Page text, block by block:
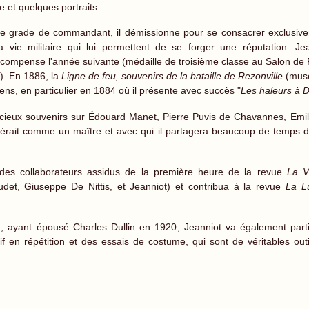
et quelques portraits.
grade de commandant, il démissionne pour se consacrer
vie militaire qui lui permettent de se forger une réputation.
l'année suivante (médaille de troisième classe au Salon
En 1886, la Ligne de feu, souvenirs de la bataille de Rezonville
en particulier en 1884 où il présente avec succès "Les haleurs à
souvenirs sur Édouard Manet, Pierre Puvis de Chavannes,
comme un maître et avec qui il partagera beaucoup de temps
collaborateurs assidus de la première heure de la revue La
Giuseppe De Nittis, et Jeanniot) et contribua à la revue La
ayant épousé Charles Dullin en 1920, Jeanniot va également
en répétition et des essais de costume, qui sont de véritables